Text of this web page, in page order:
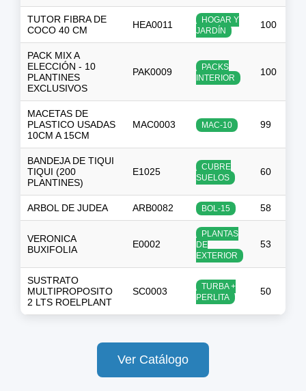
TUTOR FIBRA DE
COCO 40 CM
HEA0011
HOGAR Y
JARDÍN
100
PACK MIX A
ELECCIÓN - 10
PLANTINES
EXCLUSIVOS
PAK0009
PACKS
INTERIOR
100
MACETAS DE
PLASTICO USADAS
10CM A 15CM
MAC0003 MAC-10 99
BANDEJA DE TIQUI
TIQUI (200
PLANTINES)
E1025
CUBRE
SUELOS
60
ARBOL DE JUDEA ARB0082 BOL-15 58
VERONICA
BUXIFOLIA
E0002
PLANTAS
DE
EXTERIOR
53
SUSTRATO
MULTIPROPOSITO
2 LTS ROELPLANT
SC0003
TURBA +
PERLITA
50
Ver Catálogo